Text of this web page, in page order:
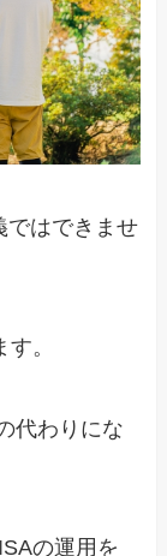
ではできませ
。
代わりにな
の運用を